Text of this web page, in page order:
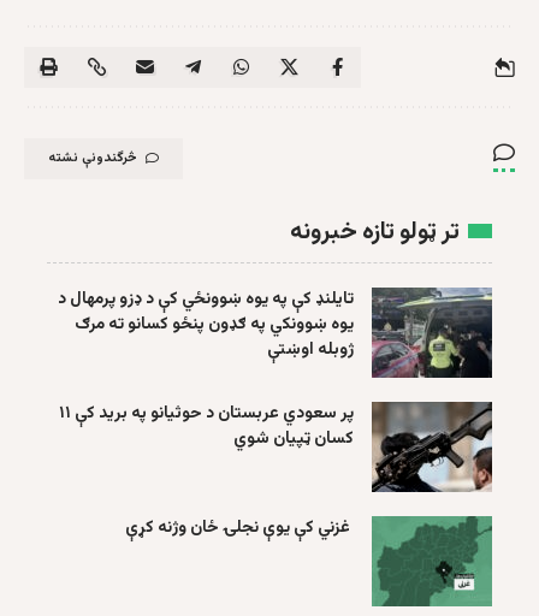
څرگندونې نشته
تر ټولو تازه خبرونه
تایلنډ کې په یوه ښوونځي کې د ډزو پرمهال د
یوه ښوونکي په ګډون پنځو کسانو ته مرګ
ژوبله اوښتې
پر سعودي عربستان د حوثیانو په برید کې ۱۱
کسان ټپیان شوي
غزني کې یوې نجلۍ ځان وژنه کړې